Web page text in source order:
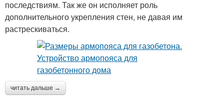
последствиям. Так же он исполняет роль
дополнительного укрепления стен, не давая им
растрескиваться.
читать дальше →